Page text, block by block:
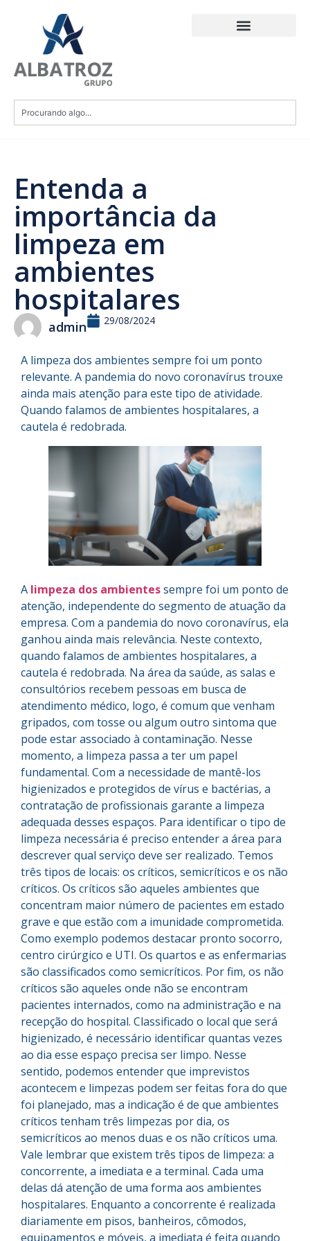
Entenda a
importância da
limpeza em
ambientes
hospitalares
admin 29/08/2024
A limpeza dos ambientes sempre foi um ponto
relevante. A pandemia do novo coronavírus trouxe
ainda mais atenção para este tipo de atividade.
Quando falamos de ambientes hospitalares, a
cautela é redobrada.
A limpeza dos ambientessempre foi um ponto de
atenção, independente do segmento de atuação da
empresa. Com a pandemia do novo coronavírus, ela
ganhou ainda mais relevância. Neste contexto,
quando falamos de ambientes hospitalares, a
cautela é redobrada. Na área da saúde, as salas e
consultórios recebem pessoas em busca de
atendimento médico, logo, é comum que venham
gripados, com tosse ou algum outro sintoma que
pode estar associado à contaminação. Nesse
momento, a limpeza passa a ter um papel
fundamental. Com a necessidade de mantê-los
higienizados e protegidos de vírus e bactérias, a
contratação de profissionais garante a limpeza
adequada desses espaços. Para identificar o tipo de
limpeza necessária é preciso entender a área para
descrever qual serviço deve ser realizado. Temos
três tipos de locais: os críticos, semicríticos e os não
críticos. Os críticos são aqueles ambientes que
concentram maior número de pacientes em estado
grave e que estão com a imunidade comprometida.
Como exemplo podemos destacar pronto socorro,
centro cirúrgico e UTI. Os quartos e as enfermarias
são classificados como semicríticos. Por fim, os não
críticos são aqueles onde não se encontram
pacientes internados, como na administração e na
recepção do hospital. Classificado o local que será
higienizado, é necessário identificar quantas vezes
ao dia esse espaço precisa ser limpo. Nesse
sentido, podemos entender que imprevistos
acontecem e limpezas podem ser feitas fora do que
foi planejado, mas a indicação é de que ambientes
críticos tenham três limpezas por dia, os
semicríticos ao menos duas e os não críticos uma.
Vale lembrar que existem três tipos de limpeza: a
concorrente, a imediata e a terminal. Cada uma
delas dá atenção de uma forma aos ambientes
hospitalares. Enquanto a concorrente é realizada
diariamente em pisos, banheiros, cômodos,
equipamentos e móveis, a imediata é feita quando